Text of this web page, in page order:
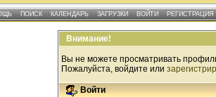
ПОИСК КАЛЕНДАРЬ ЗАГРУЗКИ ВОЙТИ РЕГИСТРАЦИЯ
Внимание!
Вы не можете просматривать
Пожалуйста, войдите или
Войти